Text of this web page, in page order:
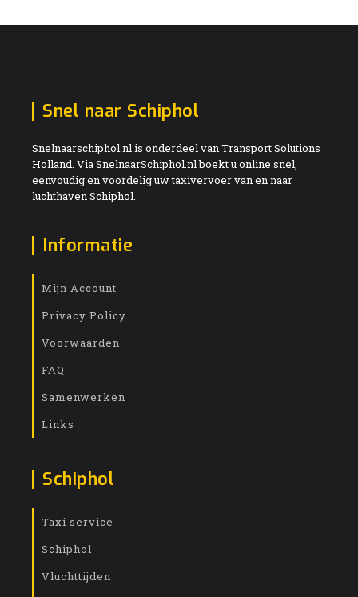
Snel naar Schiphol
Snelnaarschiphol.nl is onderdeel van Transport Solutions
Holland. Via SnelnaarSchiphol.nl boekt u online snel,
eenvoudig en voordelig uw taxivervoer van en naar
luchthaven Schiphol.
Informatie
Mijn Account
Privacy Policy
Voorwaarden
FAQ
Samenwerken
Links
Schiphol
Taxi service
Schiphol
Vluchttijden